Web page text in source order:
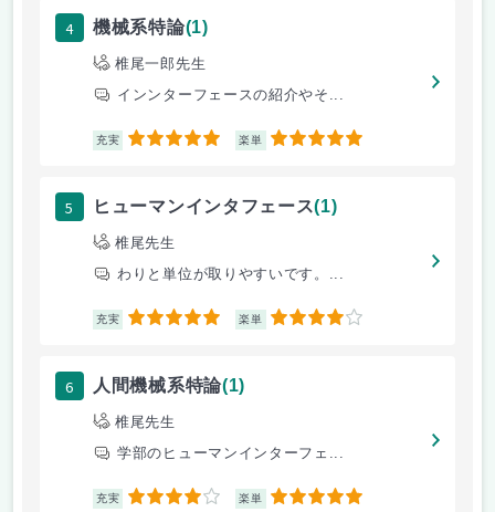
4 機械系特論(1)
椎尾一郎先生
インンターフェースの紹介やそ...
充実 5 楽単 5
5 ヒューマンインタフェース(1)
椎尾先生
わりと単位が取りやすいです。...
充実 5 楽単 4
6 人間機械系特論(1)
椎尾先生
学部のヒューマンインターフェ...
充実 4 楽単 5